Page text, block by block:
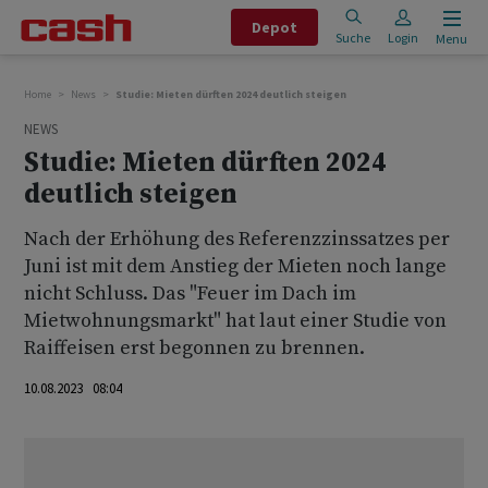
Depot
Suche Login Menu
Home News Studie: Mieten dürften 2024 deutlich steigen
NEWS
Studie: Mieten dürften 2024
deutlich steigen
Nach der Erhöhung des Referenzzinssatzes per
Juni ist mit dem Anstieg der Mieten noch lange
nicht Schluss. Das "Feuer im Dach im
Mietwohnungsmarkt" hat laut einer Studie von
Raiffeisen erst begonnen zu brennen.
10.08.2023 08:04